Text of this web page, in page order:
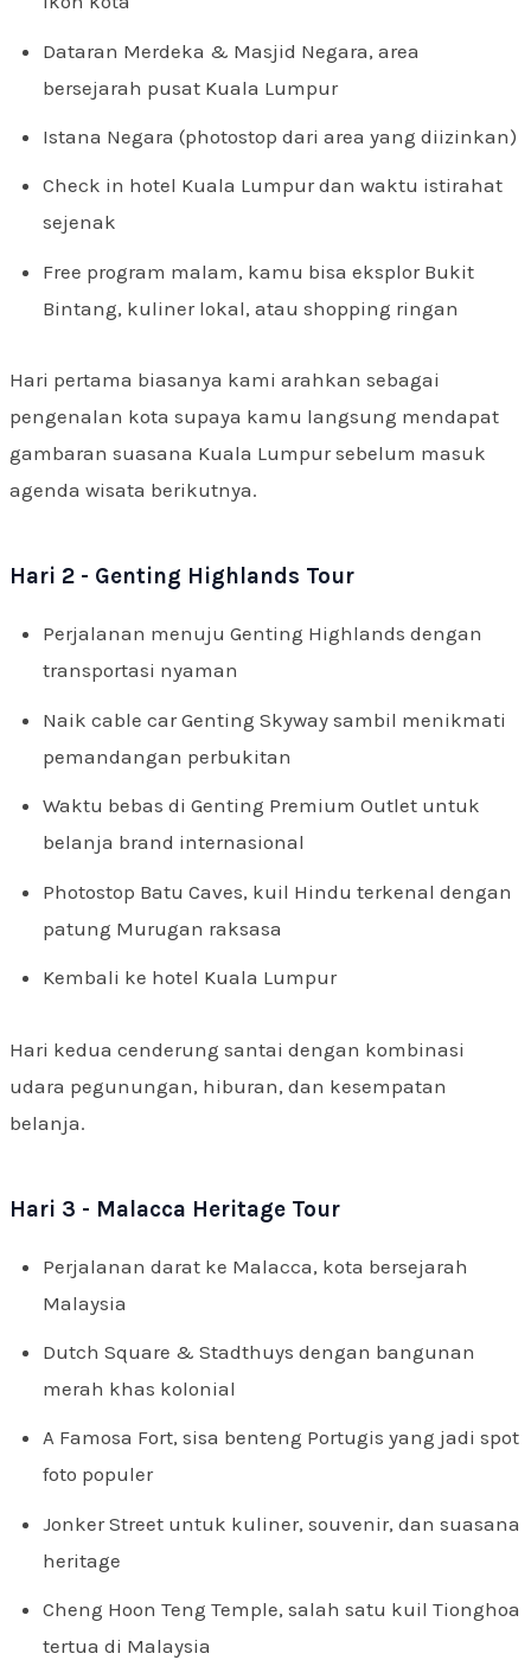
Dataran Merdeka & Masjid Negara, area
bersejarah pusat Kuala Lumpur
Istana Negara (photostop dari area yang diizinkan)
Check in hotel Kuala Lumpur dan waktu istirahat
sejenak
Free program malam, kamu bisa eksplor Bukit
Bintang, kuliner lokal, atau shopping ringan
Hari pertama biasanya kami arahkan sebagai
pengenalan kota supaya kamu langsung mendapat
gambaran suasana Kuala Lumpur sebelum masuk
agenda wisata berikutnya.
Hari 2 - Genting Highlands Tour
Perjalanan menuju Genting Highlands dengan
transportasi nyaman
Naik cable car Genting Skyway sambil menikmati
pemandangan perbukitan
Waktu bebas di Genting Premium Outlet untuk
belanja brand internasional
Photostop Batu Caves, kuil Hindu terkenal dengan
patung Murugan raksasa
Kembali ke hotel Kuala Lumpur
Hari kedua cenderung santai dengan kombinasi
udara pegunungan, hiburan, dan kesempatan
belanja.
Hari 3 - Malacca Heritage Tour
Perjalanan darat ke Malacca, kota bersejarah
Malaysia
Dutch Square & Stadthuys dengan bangunan
merah khas kolonial
A Famosa Fort, sisa benteng Portugis yang jadi spot
foto populer
Jonker Street untuk kuliner, souvenir, dan suasana
heritage
Cheng Hoon Teng Temple, salah satu kuil Tionghoa
tertua di Malaysia